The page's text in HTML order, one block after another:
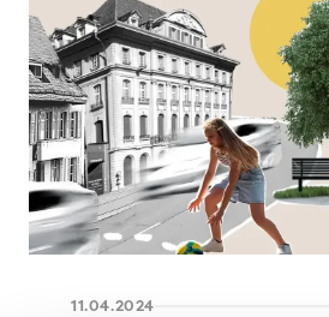
11.04.2024